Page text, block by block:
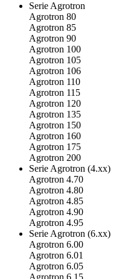
Serie Agrotron
Agrotron 80
Agrotron 85
Agrotron 90
Agrotron 100
Agrotron 105
Agrotron 106
Agrotron 110
Agrotron 115
Agrotron 120
Agrotron 135
Agrotron 150
Agrotron 160
Agrotron 175
Agrotron 200
Serie Agrotron (4.xx)
Agrotron 4.70
Agrotron 4.80
Agrotron 4.85
Agrotron 4.90
Agrotron 4.95
Serie Agrotron (6.xx)
Agrotron 6.00
Agrotron 6.01
Agrotron 6.05